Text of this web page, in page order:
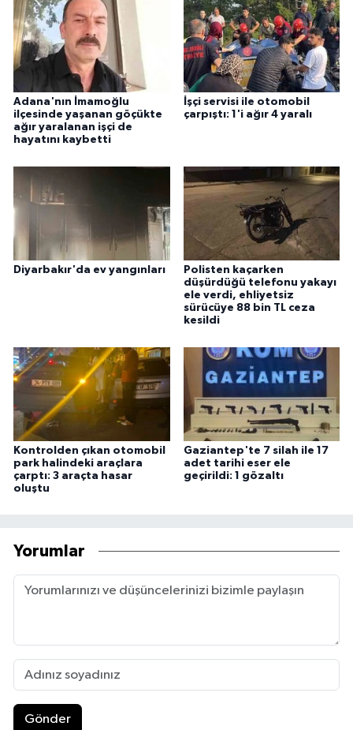
Adana'nın İmamoğlu
ilçesinde yaşanan göçükte
ağır yaralanan işçi de
hayatını kaybetti
İşçi servisi ile otomobil
çarpıştı: 1'i ağır 4 yaralı
Diyarbakır'da ev yangınları
Polisten kaçarken
düşürdüğü telefonu yakayı
ele verdi, ehliyetsiz
sürücüye 88 bin TL ceza
kesildi
Kontrolden çıkan otomobil
park halindeki araçlara
çarptı: 3 araçta hasar
oluştu
Gaziantep'te 7 silah ile 17
adet tarihi eser ele
geçirildi: 1 gözaltı
Yorumlar
Gönder